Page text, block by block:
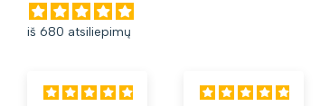
iš 680 atsiliepimų